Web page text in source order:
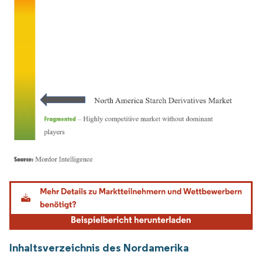
Bild © Mordor Intelligence. Wiederverwendung erfordert Namensnennung gemäß
Inhaltsverzeichnis des Nordamerika